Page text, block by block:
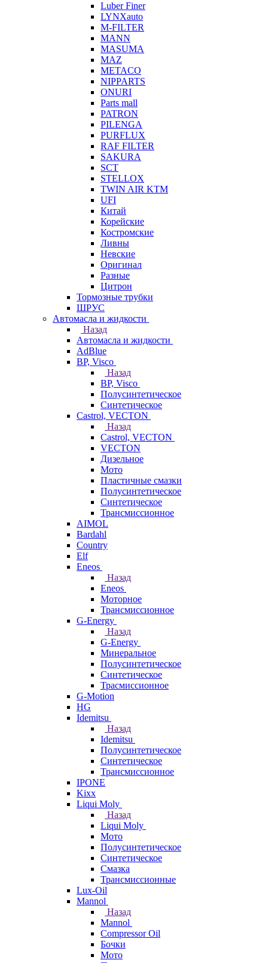
Luber Finer
LYNXauto
M-FILTER
MANN
MASUMA
MAZ
METACO
NIPPARTS
ONURI
Parts mall
PATRON
PILENGA
PURFLUX
RAF FILTER
SAKURA
SCT
STELLOX
TWIN AIR KTM
UFI
Китай
Корейские
Костромские
Ливны
Невские
Оригинал
Разные
Цитрон
Тормозные трубки
ШРУС
Автомасла и жидкости
Назад
Автомасла и жидкости
AdBlue
BP, Visco
Назад
BP, Visco
Полусинтетическое
Синтетическое
Castrol, VECTON
Назад
Castrol, VECTON
VECTON
Дизельное
Мото
Пластичные смазки
Полусинтетическое
Синтетическое
Трансмиссионное
AIMOL
Bardahl
Country
Elf
Eneos
Назад
Eneos
Моторное
Трансмиссионное
G-Energy
Назад
G-Energy
Минеральное
Полусинтетическое
Синтетическое
Трасмиссионное
G-Motion
HG
Idemitsu
Назад
Idemitsu
Полусинтетическое
Синтетическое
Трансмиссионное
IPONE
Kixx
Liqui Moly
Назад
Liqui Moly
Мото
Полусинтетическое
Синтетическое
Смазка
Трансмиссионные
Lux-Oil
Mannol
Назад
Mannol
Compressor Oil
Бочки
Мото